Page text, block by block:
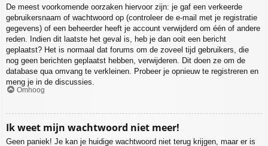
De meest voorkomende oorzaken hiervoor zijn: je gaf een verkeerde
gebruikersnaam of wachtwoord op (controleer de e-mail met je registratie
gegevens) of een beheerder heeft je account verwijderd om één of andere
reden. Indien dit laatste het geval is, heb je dan ooit een bericht
geplaatst? Het is normaal dat forums om de zoveel tijd gebruikers, die
nog geen berichten geplaatst hebben, verwijderen. Dit doen ze om de
database qua omvang te verkleinen. Probeer je opnieuw te registreren en
meng je in de discussies.
Omhoog
Ik weet mijn wachtwoord niet meer!
Geen paniek! Je kan je huidige wachtwoord niet terug krijgen, maar er is